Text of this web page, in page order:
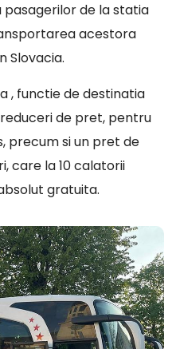
de la statia
acestora
Slovacia.
, functie de destinatia
de pret, pentru
precum si un pret de
care la 10 calatorii
gratuita.